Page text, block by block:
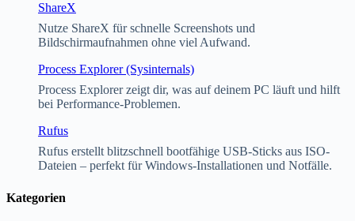
ShareX
Nutze ShareX für schnelle Screenshots und
Bildschirmaufnahmen ohne viel Aufwand.
Process Explorer (Sysinternals)
Process Explorer zeigt dir, was auf deinem PC läuft und hilft
bei Performance-Problemen.
Rufus
Rufus erstellt blitzschnell bootfähige USB-Sticks aus ISO-
Dateien – perfekt für Windows-Installationen und Notfälle.
Kategorien